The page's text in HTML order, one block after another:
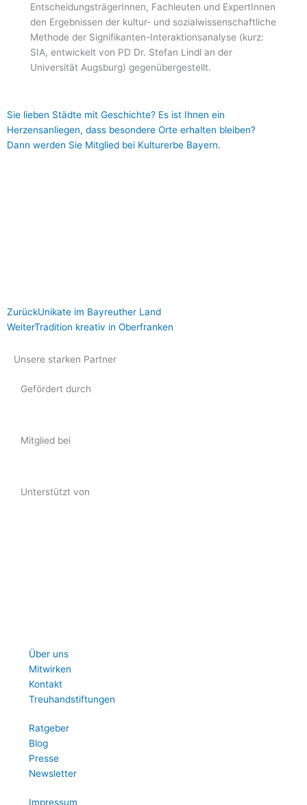
EntscheidungsträgerInnen, Fachleuten und ExpertInnen
den Ergebnissen der kultur- und sozialwissenschaftliche
Methode der Signifikanten-Interaktionsanalyse (kurz:
SIA, entwickelt von PD Dr. Stefan Lindl an der
Universität Augsburg) gegenübergestellt.
Sie lieben Städte mit Geschichte? Es ist Ihnen ein
Herzensanliegen, dass besondere Orte erhalten bleiben?
Dann werden Sie Mitglied bei Kulturerbe Bayern.
Zurück
ZurückUnikate im Bayreuther Land
WeiterTradition kreativ in Oberfranken
Unsere starken Partner
Gefördert durch
Mitglied bei
Unterstützt von
Über uns
Mitwirken
Kontakt
Treuhandstiftungen
Ratgeber
Blog
Presse
Newsletter
Impressum